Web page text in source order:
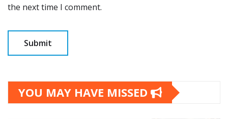
the next time I comment.
YOU MAY HAVE MISSED